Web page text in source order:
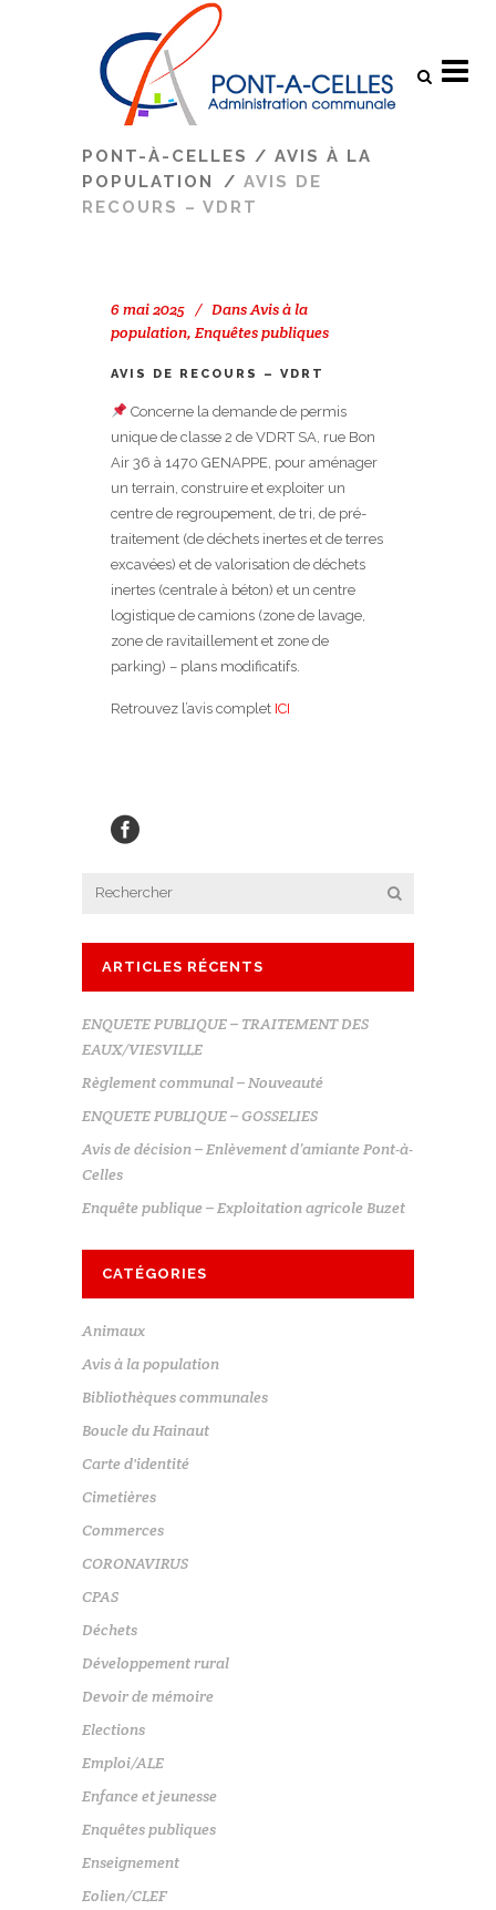
PONT-À-CELLES / AVIS À LA
POPULATION
/ AVIS DE
RECOURS – VDRT
6 mai 2025 DansAvis à la
population, Enquêtes publiques
AVIS DE RECOURS – VDRT
Concerne la demande de permis
unique de classe 2 de VDRT SA, rue Bon
Air 36 à 1470 GENAPPE, pour aménager
un terrain, construire et exploiter un
centre de regroupement, de tri, de pré-
traitement (de déchets inertes et de terres
excavées) et de valorisation de déchets
inertes (centrale à béton) et un centre
logistique de camions (zone de lavage,
zone de ravitaillement et zone de
parking) – plans modificatifs.
Retrouvez l’avis complet ICI
ARTICLES RÉCENTS
ENQUETE PUBLIQUE – TRAITEMENT DES
EAUX/VIESVILLE
Règlement communal – Nouveauté
ENQUETE PUBLIQUE – GOSSELIES
Avis de décision – Enlèvement d’amiante Pont-à-
Celles
Enquête publique – Exploitation agricole Buzet
CATÉGORIES
Animaux
Avis à la population
Bibliothèques communales
Boucle du Hainaut
Carte d'identité
Cimetières
Commerces
CORONAVIRUS
CPAS
Déchets
Développement rural
Devoir de mémoire
Elections
Emploi/ALE
Enfance et jeunesse
Enquêtes publiques
Enseignement
Eolien/CLEF